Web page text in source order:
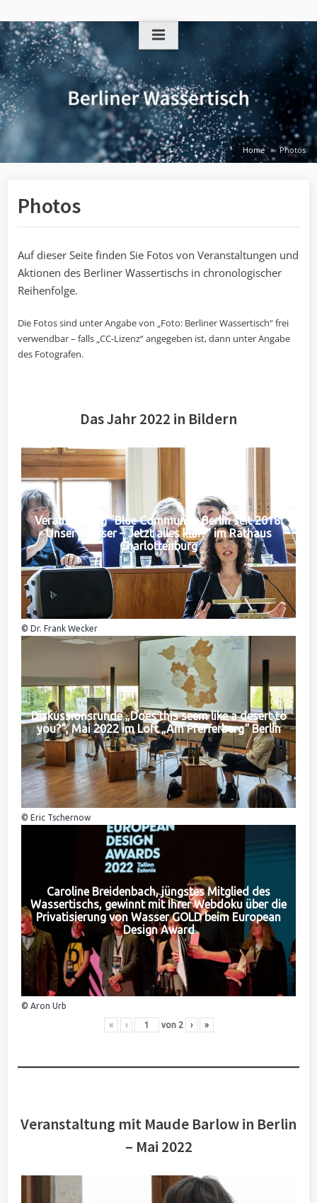
to
content
Home Photos
Photos
Auf dieser Seite finden Sie Fotos von Veranstaltungen und
Aktionen des Berliner Wassertischs in chronologischer
Reihenfolge.
Die Fotos sind unter Angabe von „Foto: Berliner Wassertisch“ frei
verwendbar – falls „CC-Lizenz“ angegeben ist, dann unter Angabe
des Fotografen.
Das Jahr 2022 in Bildern
Veranstaltung "Blue Community Berlin seit 2018:
Unser Wasser – Jetzt alles klar?" im Rathaus
Charlottenburg
© Dr. Frank Wecker
Diskussionsrunde „Does this seem like a desert to
you?“, Mai 2022 im Loft „Am Pfefferberg“ Berlin
© Eric Tschernow
Caroline Breidenbach, jüngstes Mitglied des
Wassertischs, gewinnt mit Ihrer Webdoku über die
Privatisierung von Wasser GOLD beim European
Design Award
© Aron Urb
« ‹ von 2 › »
Veranstaltung mit Maude Barlow in Berlin
– Mai 2022